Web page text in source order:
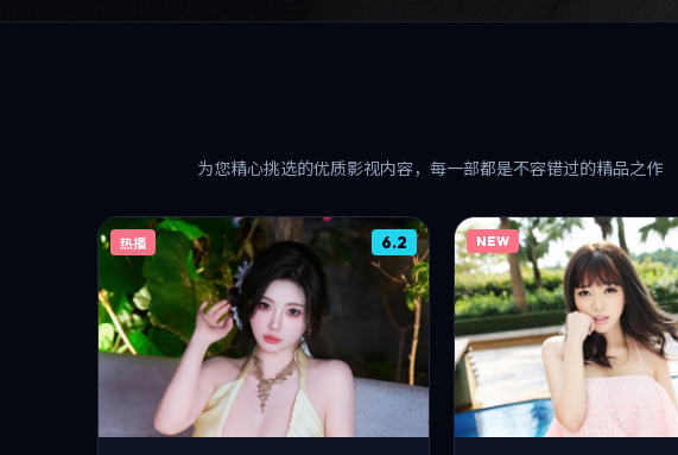
为您精心挑选的优质影视内容，每一部都是不容错过的精品之作
热播 6.2 NEW